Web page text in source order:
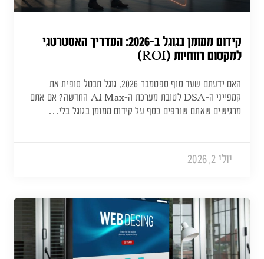
קידום ממומן בגוגל ב-2026: המדריך האסטרטגי
למקסום רווחיות (ROI)
האם ידעתם שעד סוף ספטמבר 2026, גוגל תבטל סופית את
קמפייני ה-DSA לטובת מערכת ה-AI Max החדשה? אם אתם
מרגישים שאתם שורפים כסף על קידום ממומן בגוגל בלי…
יולי 2, 2026